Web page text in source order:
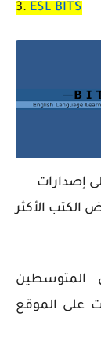
3. ESL BITS
إصدارات
الكتب الأكثر
المتوسطين
على الموقع